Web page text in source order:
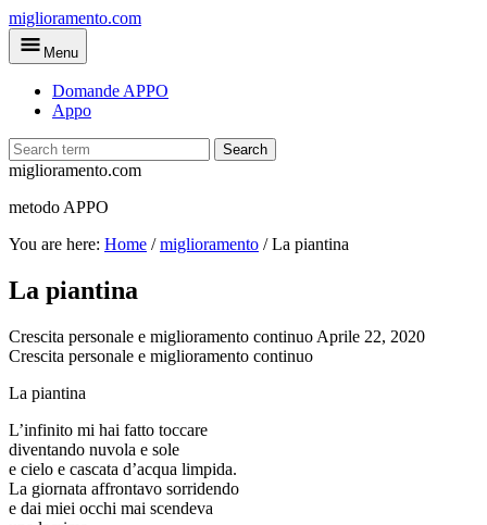
Skip
to
main
miglioramento.com
Menu
Domande APPO
Appo
Search
miglioramento.com
metodo APPO
You are here: Home /miglioramento /La piantina
La piantina
Crescita personale e miglioramento continuo Aprile 22, 2020
Crescita personale e miglioramento continuo
La piantina
L’infinito mi hai fatto toccare
diventando nuvola e sole
e cielo e cascata d’acqua limpida.
La giornata affrontavo sorridendo
e dai miei occhi mai scendeva